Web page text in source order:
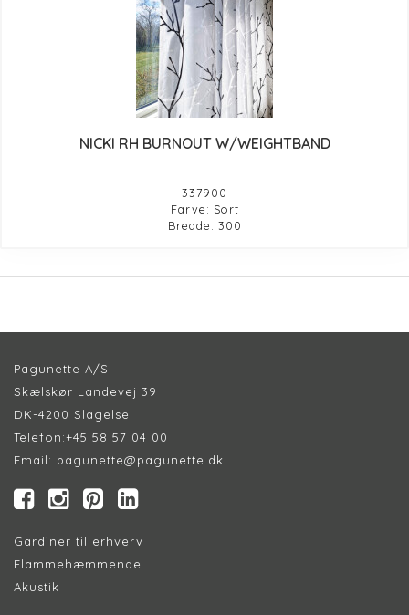
NICKI RH BURNOUT W/WEIGHTBAND
337900
Farve: Sort
Bredde: 300
Pagunette A/S
Skælskør Landevej 39
DK-4200 Slagelse
Telefon:+45 58 57 04 00
Email: pagunette@pagunette.dk
Gardiner til erhverv
Flammehæmmende
Akustik